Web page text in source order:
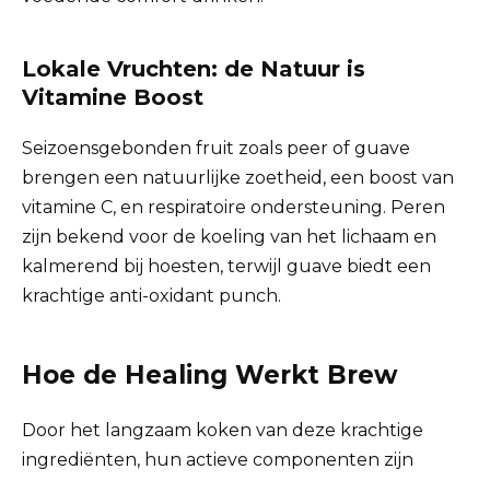
Lokale Vruchten: de Natuur is
Vitamine Boost
Seizoensgebonden fruit zoals peer of guave
brengen een natuurlijke zoetheid, een boost van
vitamine C, en respiratoire ondersteuning. Peren
zijn bekend voor de koeling van het lichaam en
kalmerend bij hoesten, terwijl guave biedt een
krachtige anti-oxidant punch.
Hoe de Healing Werkt Brew
Door het langzaam koken van deze krachtige
ingrediënten, hun actieve componenten zijn